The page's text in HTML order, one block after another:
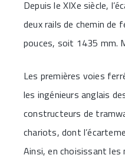
Depuis le XIXe siècle,
deux rails de chemin de
pouces, soit 1435 mm.
Les premières voies
les ingénieurs anglais
constructeurs de
chariots, dont
Ainsi, en choisissant les